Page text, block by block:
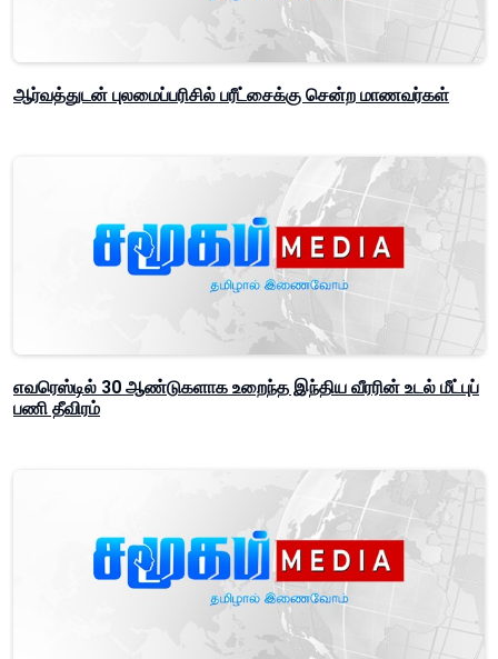
ஆர்வத்துடன் புலமைப்பரிசில் பரீட்சைக்கு சென்ற மாணவர்கள்
எவரெஸ்டில் 30 ஆண்டுகளாக உறைந்த இந்திய வீரரின் உடல் மீட்புப்
பணி தீவிரம்